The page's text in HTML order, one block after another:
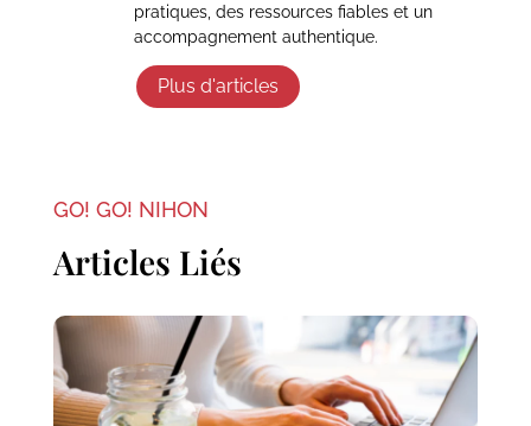
pratiques, des ressources fiables et un
accompagnement authentique.
Plus d'articles
GO! GO! NIHON
Articles Liés